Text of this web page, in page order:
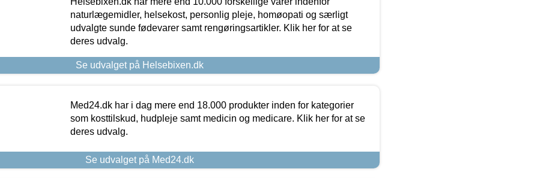
naturlægemidler, helsekost, personlig pleje, homøopati og særligt
udvalgte sunde fødevarer samt rengøringsartikler. Klik her for at se
deres udvalg.
Se udvalget på Helsebixen.dk
Med24.dk har i dag mere end 18.000 produkter inden for kategorier
som kosttilskud, hudpleje samt medicin og medicare. Klik her for at se
deres udvalg.
Se udvalget på Med24.dk